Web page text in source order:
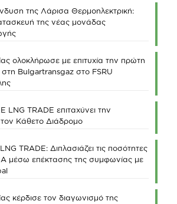
της Λάρισα Θερμοηλεκτρική:
της νέας μονάδας
ολοκλήρωσε με επιτυχία την πρώτη
Bulgartransgaz στο FSRU
LNG TRADE επιταχύνει την
Κάθετο Διάδρομο
TRADE: Διπλασιάζει τις ποσότητες
μέσω επέκτασης της συμφωνίας με
κέρδισε τον διαγωνισμό της